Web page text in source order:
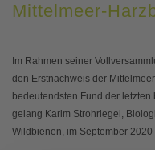
Mittelmeer-
Im Rahmen seiner
den Erstnachweis der
bedeutendsten Fund der
gelang Karim Strohriegel,
Wildbienen, im September